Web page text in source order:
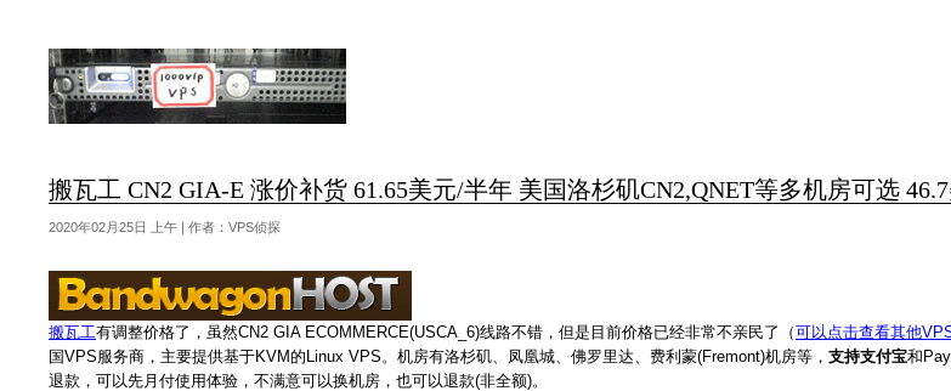
搬瓦工 CN2 GIA-E 涨价补货 61.65美元/半年 美国洛杉矶CN2,QNET等多机房可选
2020年02月25日 上午 | 作者：VPS侦探
搬瓦工有调整价格了，虽然CN2 GIA ECOMMERCE(USCA_6)线路不错，但是目前价格已经非常不亲民了（可以点击查看其他
国VPS服务商，主要提供基于KVM的Linux VPS。机房有洛杉矶、凤凰城、佛罗里达、费利蒙(Fremont)机房等， 支持支付宝和
退款，可以先月付使用体验，不满意可以换机房，也可以退款(非全额)。